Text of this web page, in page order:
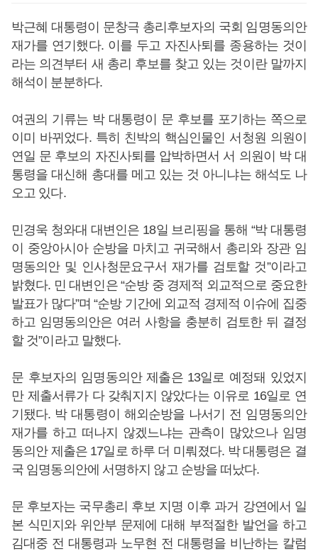
박근혜 대통령이 문창극 총리후보자의 국회 임명동의안
재가를 연기했다. 이를 두고 자진사퇴를 종용하는 것이
라는 의견부터 새 총리 후보를 찾고 있는 것이란 말까지
해석이 분분하다.
여권의 기류는 박 대통령이 문 후보를 포기하는 쪽으로
이미 바뀌었다. 특히 친박의 핵심인물인 서청원 의원이
연일 문 후보의 자진사퇴를 압박하면서 서 의원이 박 대
통령을 대신해 총대를 메고 있는 것 아니냐는 해석도 나
오고 있다.
민경욱 청와대 대변인은 18일 브리핑을 통해 “박 대통령
이 중앙아시아 순방을 마치고 귀국해서 총리와 장관 임
명동의안 및 인사청문요구서 재가를 검토할 것”이라고
밝혔다. 민 대변인은 “순방 중 경제적 외교적으로 중요한
발표가 많다”며 “순방 기간에 외교적 경제적 이슈에 집중
하고 임명동의안은 여러 사항을 충분히 검토한 뒤 결정
할 것”이라고 말했다.
문 후보자의 임명동의안 제출은 13일로 예정돼 있었지
만 제출서류가 다 갖춰지지 않았다는 이유로 16일로 연
기됐다. 박 대통령이 해외순방을 나서기 전 임명동의안
재가를 하고 떠나지 않겠느냐는 관측이 많았으나 임명
동의안 제출은 17일로 하루 더 미뤄졌다. 박 대통령은 결
국 임명동의안에 서명하지 않고 순방을 떠났다.
문 후보자는 국무총리 후보 지명 이후 과거 강연에서 일
본 식민지와 위안부 문제에 대해 부적절한 발언을 하고
김대중 전 대통령과 노무현 전 대통령을 비난하는 칼럼